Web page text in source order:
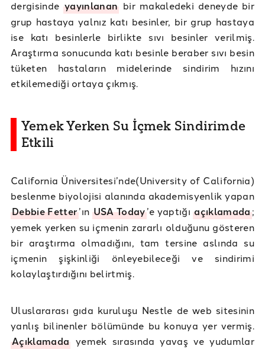
dergisindeyayınlanan bir makaledeki deneyde bir
grup hastaya yalnız katı besinler, bir grup hastaya
ise katı besinlerle birlikte sıvı besinler verilmiş.
Araştırma sonucunda katı besinle beraber sıvı besin
tüketen hastaların midelerinde sindirim hızını
etkilemediği ortaya çıkmış.
Yemek Yerken Su İçmek Sindirimde
Etkili
California Üniversitesi’nde(University of California)
beslenme biyolojisi alanında akademisyenlik yapan
Debbie Fetter’ın USA Today’e yaptığıaçıklamada;
yemek yerken su içmenin zararlı olduğunu gösteren
bir araştırma olmadığını, tam tersine aslında su
içmenin şişkinliği önleyebileceği ve sindirimi
kolaylaştırdığını belirtmiş.
Uluslararası gıda kuruluşu Nestle de web sitesinin
yanlış bilinenler bölümünde bu konuya yer vermiş.
Açıklamada yemek sırasında yavaş ve yudumlar